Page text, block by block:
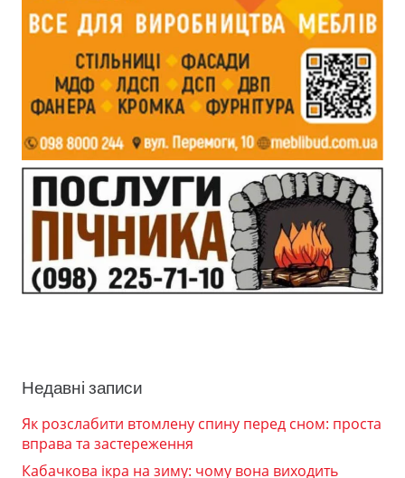
Недавні записи
Як розслабити втомлену спину перед сном: проста
вправа та застереження
Кабачкова ікра на зиму: чому вона виходить